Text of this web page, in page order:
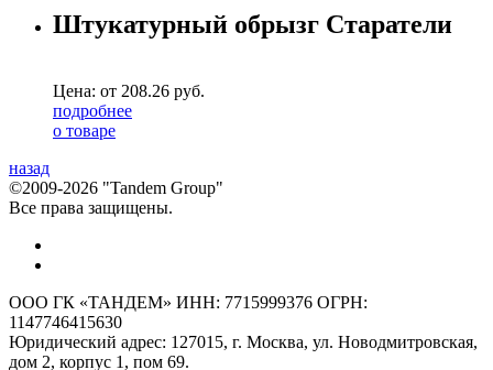
Штукатурный обрызг Старатели
Цена: от 208.26 руб.
подробнее
о товаре
назад
©2009-2026 "Tandem Group"
Все права защищены.
ООО ГК «ТАНДЕМ» ИНН: 7715999376 ОГРН:
1147746415630
Юридический адрес: 127015, г. Москва, ул. Новодмитровская,
дом 2, корпус 1, пом 69.